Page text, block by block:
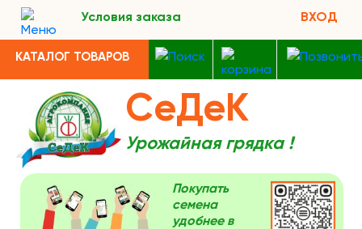
Условия заказа ВХОД
КАТАЛОГ ТОВАРОВ
СеДеК
Урожайная грядка !
Покупать
семена
удобнее в